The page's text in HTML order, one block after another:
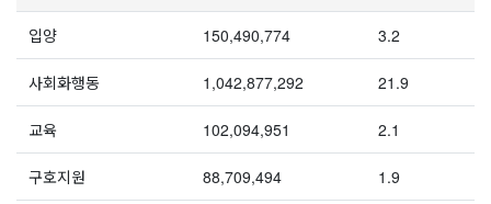
입양 150,490,774 3.2
사회화행동 1,042,877,292 21.9
교육 102,094,951 2.1
구호지원 88,709,494 1.9